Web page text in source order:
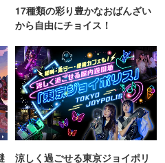
17種類の彩り豊かなおばんざい
から自由にチョイス！
涼しく過ごせる東京ジョイポリ